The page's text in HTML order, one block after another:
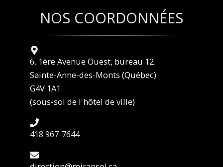
NOS COORDONNÉES
6, 1ère Avenue Ouest, bureau 12
Sainte-Anne-des-Monts (Québec)
G4V 1A1
(sous-sol de l'hôtel de ville)
418 967-7644